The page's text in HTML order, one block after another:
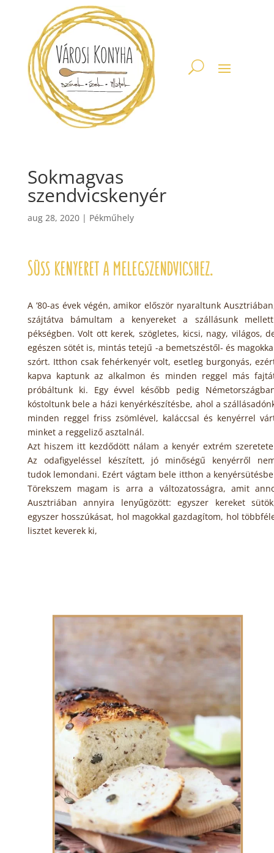
Sokmagvas
szendvicskenyér
aug 28, 2020| Pékműhely
Süss kenyeret a melegszendvicshez.
A ’80-as évek végén, amikor először nyaraltunk
szájtátva bámultam a kenyereket a szállásunk
pékségben. Volt ott kerek, szögletes, kicsi, nagy, világos,
egészen sötét is, mintás tetejű -a bemetszéstől- és
szórt. Itthon csak fehérkenyér volt, esetleg burgonyás,
kapva kaptunk az alkalmon és minden reggel más
próbáltunk ki. Egy évvel később pedig
kóstoltunk bele a házi kenyérkészítésbe, ahol a
minden reggel friss zsömlével, kaláccsal és kenyérrel
minket a reggeliző asztalnál.
Azt hiszem itt kezdődött nálam a kenyér extrém
Az odafigyeléssel készített, jó minőségű kenyérről
tudok lemondani. Ezért vágtam bele itthon a
Törekszem magam is arra a változatosságra, amit
Ausztriában annyira lenyűgözött: egyszer kereket
egyszer hosszúkásat, hol magokkal gazdagítom, hol
lisztet keverek ki,